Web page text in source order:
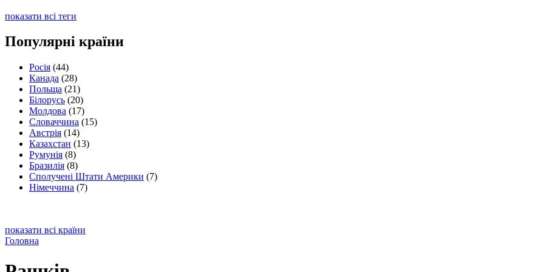
показати всі теги
Популярні країни
Росія (44)
Канада (28)
Польща (21)
Білорусь (20)
Молдова (17)
Словаччина (15)
Австрія (14)
Казахстан (13)
Румунія (8)
Бразилія (8)
Сполучені Штати Америки (7)
Німеччина (7)
показати всі країни
Головна